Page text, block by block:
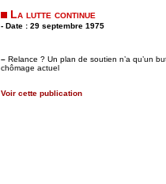
La lutte continue
- Date : 29 septembre 1975
– Relance ? Un plan de soutien n’a qu’un
chômage actuel
Voir cette publication